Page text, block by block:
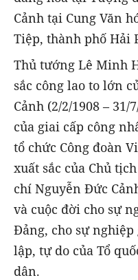
Cảnh tại Cung Văn
Tiệp, thành phố Hải
Thủ tướng Lê Minh
sắc công lao to lớn
Cảnh (2/2/1908 –
của giai cấp công
tổ chức Công đoàn
xuất sắc của Chủ
chí Nguyễn Đức
và cuộc đời cho sự
Đảng, cho sự
lập, tự do của Tổ
dân.